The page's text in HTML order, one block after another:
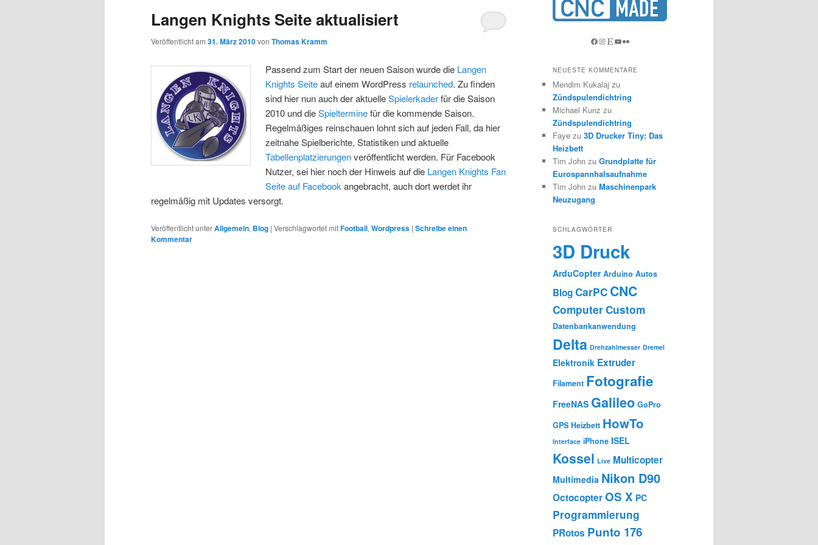
Langen Knights Seite aktualisiert
Veröffentlicht am 31. März 2010von Thomas Kramm
Passend zum Start der neuen Saison wurde die Langen
Knights Seiteauf einem WordPress relaunched. Zu finden
sind hier nun auch der aktuelleSpielerkaderfür die Saison
2010 und dieSpielterminefür die kommende Saison.
Regelmäßiges reinschauen lohnt sich auf jeden Fall, da hier
zeitnahe Spielberichte, Statistiken und aktuelle
Tabellenplatzierungenveröffentlicht werden. Für Facebook
Nutzer, sei hier noch der Hinweis auf die Langen Knights Fan
Seite auf Facebook angebracht, auch dort werdet ihr
regelmäßig mit Updates versorgt.
Veröffentlicht unterAllgemein, Blog | Verschlagwortet mitFootball, Wordpress | Schreibe einen
Kommentar
Facebook
Instagram
EtsyYouTube
Flickr
NEUESTE KOMMENTARE
Mendim Kukalaj zu
Zündspulendichtring
Michael Kunz zu
Zündspulendichtring
Faye zu 3D Drucker Tiny: Das
Heizbett
Tim John zu Grundplatte für
Eurospannhalsaufnahme
Tim John zu Maschinenpark
Neuzugang
SCHLAGWÖRTER
3D Druck
ArduCopter Arduino Autos
BlogCarPC CNC
ComputerCustom
Datenbankanwendung
Delta Drehzahlmesser Dremel
Elektronik Extruder
Filament Fotografie
FreeNAS Galileo GoPro
GPS Heizbett HowTo
Interface iPhone ISEL
Kossel Live Multicopter
Multimedia Nikon D90
OctocopterOS X PC
Programmierung
PRotos Punto 176